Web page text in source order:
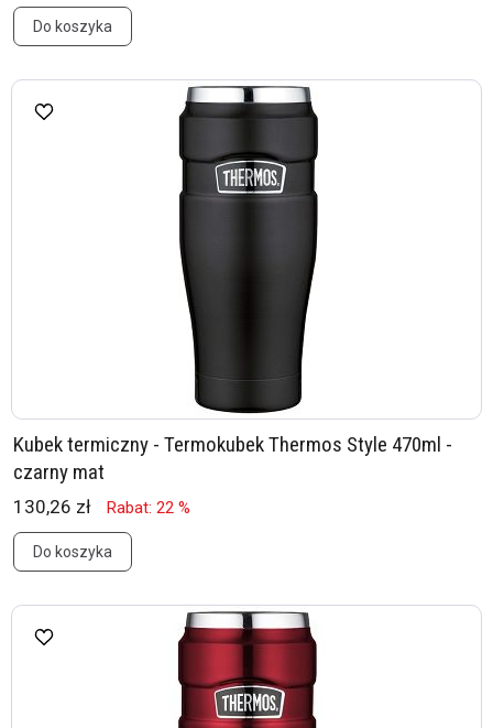
Do koszyka
Kubek termiczny - Termokubek Thermos Style 470ml -
czarny mat
130,26 zł Rabat: 22 %
Do koszyka